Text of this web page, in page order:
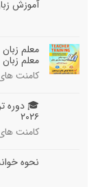
آموزش
معلم
معلم
کامنت
🎓 دوره
۲۰۲۶
کامنت
نحوه